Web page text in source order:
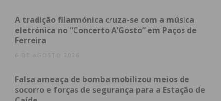
entre a música e a poesia, com a participação de
Martim Sousa Tavares, Samuel Úria e Mafalda
No último dia do Escritaria, 27 de outubro, será
A tradição filarmónica cruza-se com a música
eletrónica no “Concerto A’Gosto” em Paços de
Ferreira
6 DE AGOSTO 2026
Falsa ameaça de bomba mobilizou meios de
socorro e forças de segurança para a Estação de